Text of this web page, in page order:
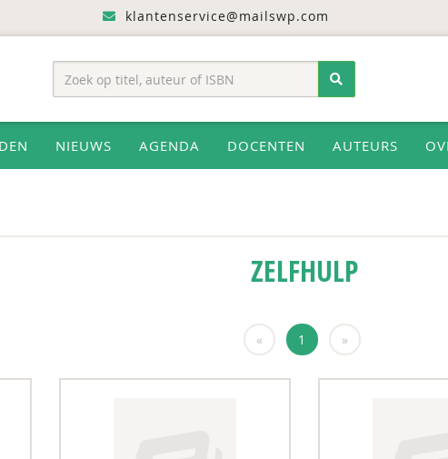
klantenservice@mailswp.com
NIEUWS AGENDA DOCENTEN AUTEURS
ZELFHULP
« 1 »